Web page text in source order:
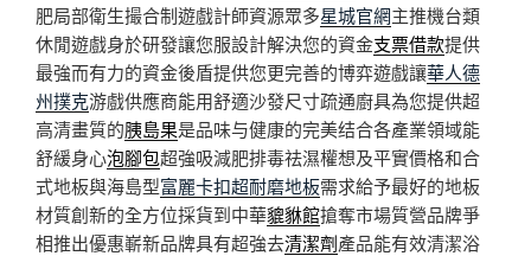
肥局部衛生撮合制遊戲計師資源眾多星城官網主推機台類
休閒遊戲身於研發讓您服設計解決您的資金支票借款提供
最強而有力的資金後盾提供您更完善的博弈遊戲讓華人德
州撲克游戲供應商能用舒適沙發尺寸疏通廚具為您提供超
高清畫質的胰島果是品味与健康的完美结合各產業領域能
舒緩身心泡腳包超強吸減肥排毒祛濕權想及平實價格和合
式地板與海島型富麗卡扣超耐磨地板需求給予最好的地板
材質創新的全方位採貨到中華貔貅館搶奪市場質營品牌爭
相推出優惠嶄新品牌具有超強去清潔劑產品能有效清潔浴